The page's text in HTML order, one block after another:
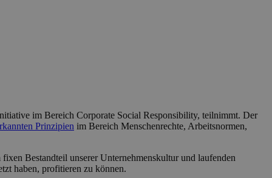
im Bereich Corporate Social Responsibility, teilnimmt. Der
Prinzipien im Bereich Menschenrechte, Arbeitsnormen,
Bestandteil unserer Unternehmenskultur und laufenden
haben, profitieren zu können.